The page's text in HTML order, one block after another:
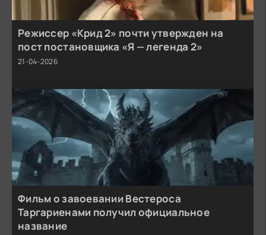
Режиссер «Крид 2» почти утвержден на
пост постановщика «Я — легенда 2»
21-04-2026
Фильм о завоевании Вестероса
Таргариенами получил официальное
название